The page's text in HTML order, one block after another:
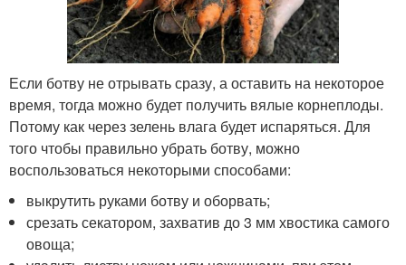
Если ботву не отрывать сразу, а оставить на некоторое
время, тогда можно будет получить вялые корнеплоды.
Потому как через зелень влага будет испаряться. Для
того чтобы правильно убрать ботву, можно
воспользоваться некоторыми способами:
выкрутить руками ботву и оборвать;
срезать секатором, захватив до 3 мм хвостика самого
овоща;